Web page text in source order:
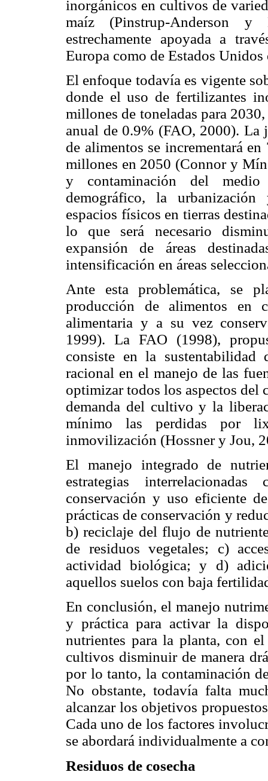
inorgánicos en cultivos de
maíz (Pinstrup-Anderson
estrechamente apoyada a
Europa como de Estados Unidos
El enfoque todavía es vigente
donde el uso de fertilizantes
millones de toneladas para
anual de 0.9% (FAO, 2000).
de alimentos se incrementará
millones en 2050 (Connor y
y contaminación del medio
demográfico, la
espacios físicos en tierras
lo que será necesario
expansión de áreas
intensificación en áreas
Ante esta problemática, se
producción de alimentos en
alimentaria y a su vez
1999). La FAO (1998),
consiste en la
racional en el manejo de las
optimizar todos los aspectos del
demanda del cultivo y la
mínimo las perdidas por
inmovilización (Hossner y Jou,
El manejo integrado de
estrategias
conservación y uso eficiente
prácticas de conservación y
b) reciclaje del flujo de
de residuos vegetales; c)
actividad biológica; y d)
aquellos suelos con baja
En conclusión, el manejo
y práctica para activar la
nutrientes para la planta, con
cultivos disminuir de manera
por lo tanto, la contaminación
No obstante, todavía falta
alcanzar los objetivos
Cada uno de los factores
se abordará individualmente a
Residuos de cosecha